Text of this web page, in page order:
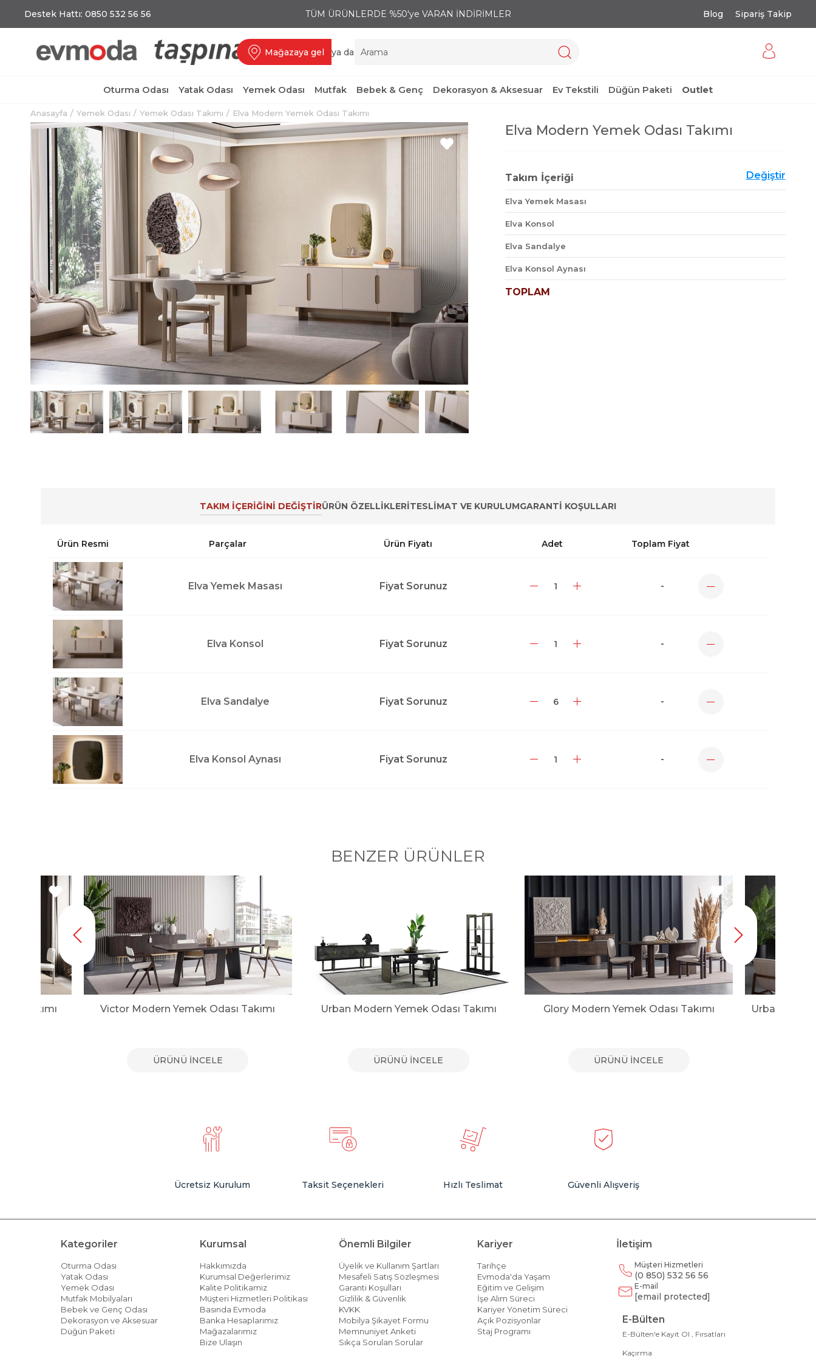
Destek Hattı: 0850 532 56 56 TÜM ÜRÜNLERDE %50'ye VARAN İNDİRİMLER Blog Sipariş Takip
Mağazaya gel ya da
Oturma Odası Yatak Odası Yemek Odası Mutfak Bebek & Genç Dekorasyon & Aksesuar Ev Tekstili Düğün Paketi Outlet
Anasayfa Yemek Odası Yemek Odası Takımı Elva Modern Yemek Odası Takımı
Elva Modern Yemek Odası Takımı
Takım İçeriği Değiştir
Elva Yemek Masası
Elva Konsol
Elva Sandalye
Elva Konsol Aynası
TOPLAM
TAKIM İÇERİĞİNİ DEĞİŞTİRÜRÜN ÖZELLIKLERITESLIMAT VE KURULUMGARANTI KOŞULLARI
Parçalar
Ürün Resmi Ürün Fiyatı Adet Toplam Fiyat
Elva Yemek Masası Fiyat Sorunuz -
Elva Konsol Fiyat Sorunuz -
Elva Sandalye Fiyat Sorunuz -
Elva Konsol Aynası Fiyat Sorunuz -
BENZER ÜRÜNLER
Takımı Victor Modern Yemek Odası Takımı
ÜRÜNÜ İNCELE
Urban Modern Yemek Odası Takımı
ÜRÜNÜ İNCELE
Glory Modern Yemek Odası Takımı
ÜRÜNÜ İNCELE
Ücretsiz Kurulum Taksit Seçenekleri Hızlı Teslimat Güvenli Alışveriş
Kategoriler
Oturma Odası
Yatak Odası
Yemek Odası
Mutfak Mobilyaları
Bebek ve Genç Odası
Dekorasyon ve Aksesuar
Düğün Paketi
Kurumsal
Hakkımızda
Kurumsal Değerlerimiz
Kalite Politikamız
Müşteri Hizmetleri Politikası
Basında Evmoda
Banka Hesaplarımız
Mağazalarımız
Bize Ulaşın
Önemli Bilgiler
Üyelik ve Kullanım Şartları
Mesafeli Satış Sözleşmesi
Garanti Koşulları
Gizlilik & Güvenlik
KVKK
Mobilya Şikayet Formu
Memnuniyet Anketi
Sıkça Sorulan Sorular
Kariyer
Tarihçe
Evmoda'da Yaşam
Eğitim ve Gelişim
İşe Alım Süreci
Kariyer Yönetim Süreci
Açık Pozisyonlar
Staj Programı
İletişim
Müşteri Hizmetleri
(0 850) 532 56 56
E-mail
[email protected]
E-Bülten
E-Bülten'e Kayıt Ol , Fırsatları
Kaçırma